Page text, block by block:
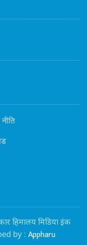
हिमालय मिडिया इंक
by : Appharu